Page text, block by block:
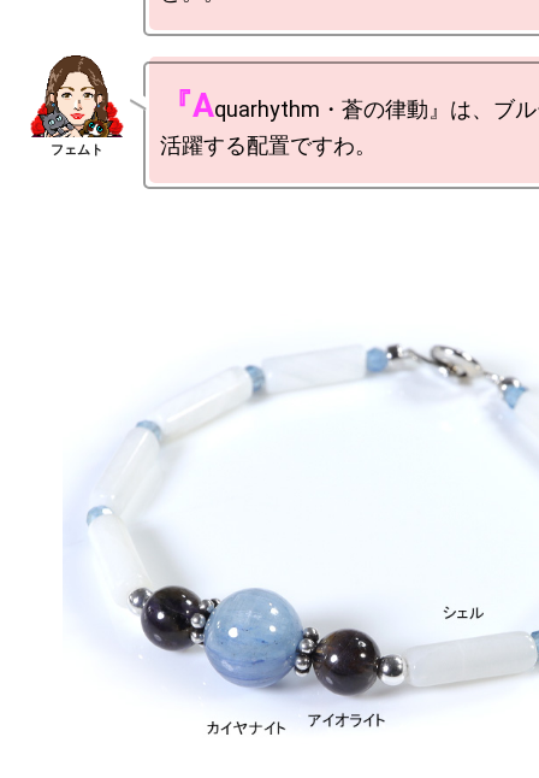
『Aquarhythm・蒼の律動』は、ブ